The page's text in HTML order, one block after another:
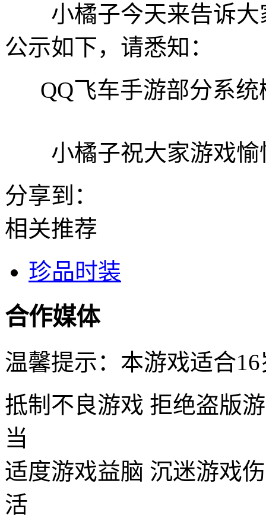
小橘子今天来告诉大
公示如下，请悉知：
QQ飞车手游部分系统
小橘子祝大家游戏愉
分享到：
相关推荐
珍品时装
合作媒体
温馨提示：本游戏适合
抵制不良游戏 拒绝盗版
当
适度游戏益脑 沉迷游戏
活